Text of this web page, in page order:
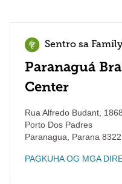
Sentro sa
Paranaguá
Center
Rua Alfredo Budant, 1868
Porto Dos Padres
Paranagua
Parana
PAGKUHA OG MGA